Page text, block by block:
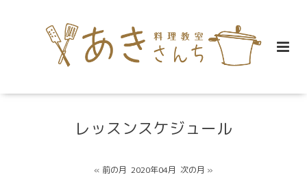
レッスンスケジュール
« 前の月 2020年04月 次の月 »